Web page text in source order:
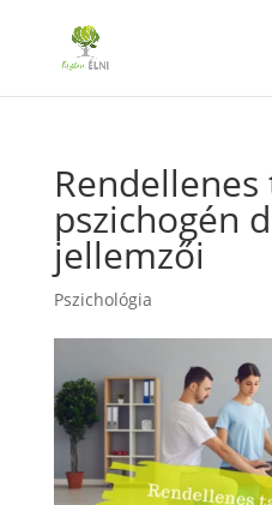
Rendellenes
pszichogén
jellemzői
Pszichológia